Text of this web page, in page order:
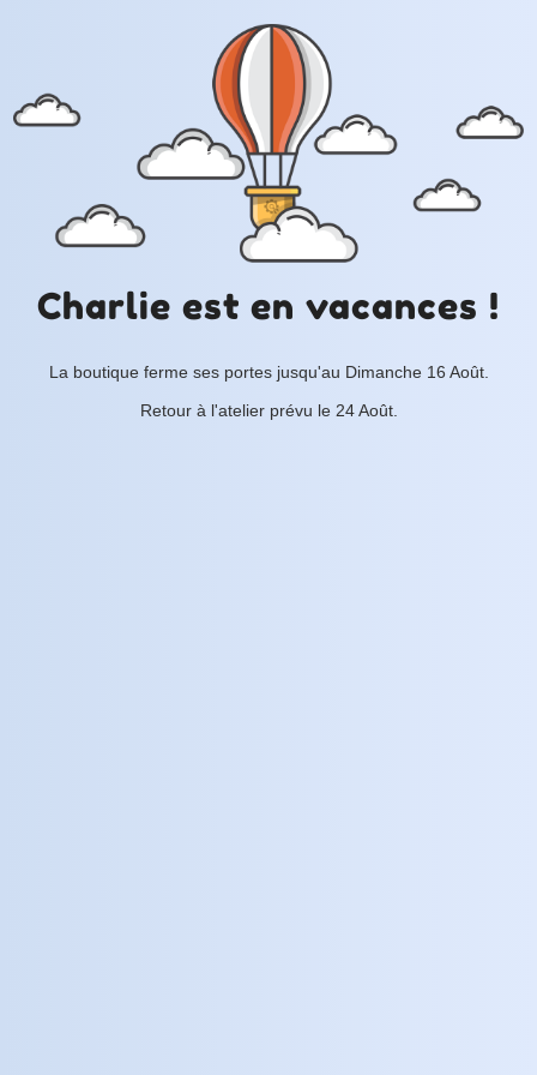
Charlie est en vacances !
La boutique ferme ses portes jusqu'au Dimanche 16 Août.
Retour à l'atelier prévu le 24 Août.